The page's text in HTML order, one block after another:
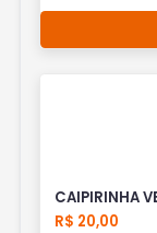
CAIPIRINHA
R$ 20,00